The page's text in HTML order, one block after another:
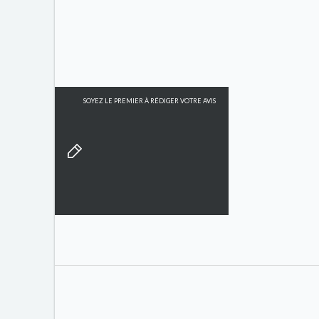
SOYEZ LE PREMIER À RÉDIGER VOTRE AVIS